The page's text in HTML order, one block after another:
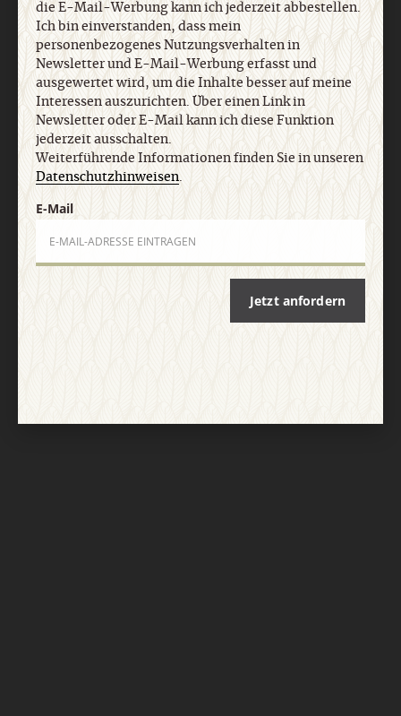
die E-Mail-Werbung kann ich jederzeit abbestellen.
Ich bin einverstanden, dass mein
personenbezogenes Nutzungsverhalten in
Newsletter und E-Mail-Werbung erfasst und
ausgewertet wird, um die Inhalte besser auf meine
Interessen auszurichten. Über einen Link in
Newsletter oder E-Mail kann ich diese Funktion
jederzeit ausschalten.
Weiterführende Informationen finden Sie in unseren
Datenschutzhinweisen.
E-Mail
Jetzt anfordern